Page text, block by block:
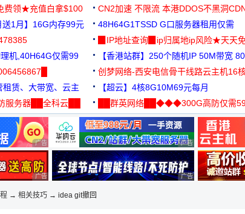
费领★充值白拿$100 CN2加速 不限流 本港DDOS不黑洞
1月】16G内存99元
48H64G1TSSD G口服务器租用仅需
3000+可免费测试
▉IP地址查询▉ip归属地ip风险★天天
机,40H64G仅需99
【香港站群】250个随机IP 50M带宽
创梦网络-西安电信骨干线路云主机16
88元/月
租赁、大带宽、云主
【超云】4核8G10M69元每月
服务器██全科云██
██群英网络██◆◆◆300G高防仅需
◆◆◆
广告 商业广告，理性选择 广告 商业广告，理性
广告 商业广告，理性选择 广告 商业广告，理性
→ 相关技巧 → idea git撤回